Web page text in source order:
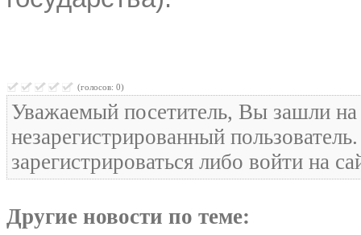
(голосов: 0)
Уважаемый посетитель, Вы зашли на
незарегистрированный
зарегистрироваться либо войти на
Другие новости по теме: